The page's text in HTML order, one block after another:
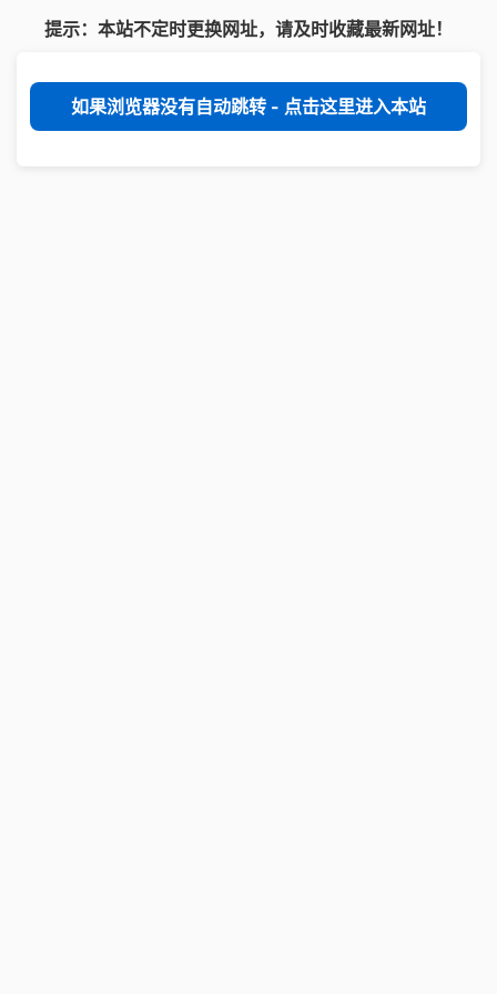
提示：本站不定时更换网址，请及时收藏最新网址！
如果浏览器没有自动跳转 - 点击这里进入本站